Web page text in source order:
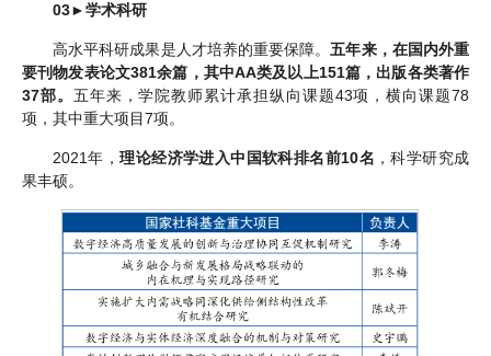
03►学术科研
高水平科研成果是人才培养的重要保障。五年来，在国内外重
要刊物发表论文381余篇，其中AA类及以上151篇，出版各类著作
37部。 五年来，学院教师累计承担纵向课题43项，横向课题78
项，其中重大项目7项。
2021年，理论经济学进入中国软科排名前10名 ，科学研究成
果丰硕。